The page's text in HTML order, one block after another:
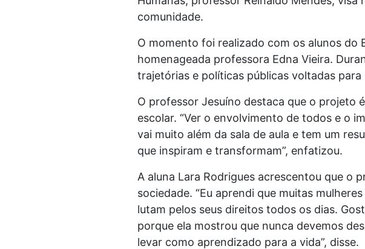
comunidade.
O momento foi realizado com os alunos do
homenageada professora Edna Vieira.
trajetórias e políticas públicas voltadas para
O professor Jesuíno destaca que o projeto
escolar. “Ver o envolvimento de todos e o
vai muito além da sala de aula e tem um
que inspiram e transformam”, enfatizou.
A aluna Lara Rodrigues acrescentou que o
sociedade. “Eu aprendi que muitas
lutam pelos seus direitos todos os dias.
porque ela mostrou que nunca devemos
levar como aprendizado para a vida”, disse.